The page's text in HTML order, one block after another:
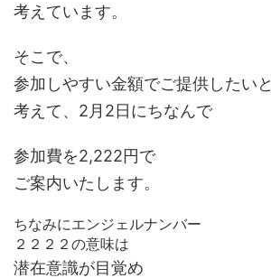
考えています。
そこで、
参加しやすい金額でご提供したいと
考えて、2月2日にちなんで
参加費を2,222円で
ご案内いたします。
ちなみにエンジェルナンバー
２２２２の意味は
潜在意識が目覚め